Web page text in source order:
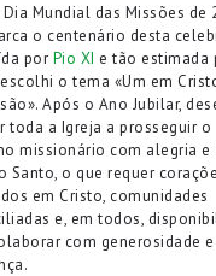
Mundial das Missões de
o centenário desta
por Pio XI e tão estimada
o tema «Um em
Após o Ano Jubilar,
toda a Igreja a prosseguir o
missionário com alegria e
Santo, o que requer
em Cristo, comunidades
e, em todos,
com generosidade e